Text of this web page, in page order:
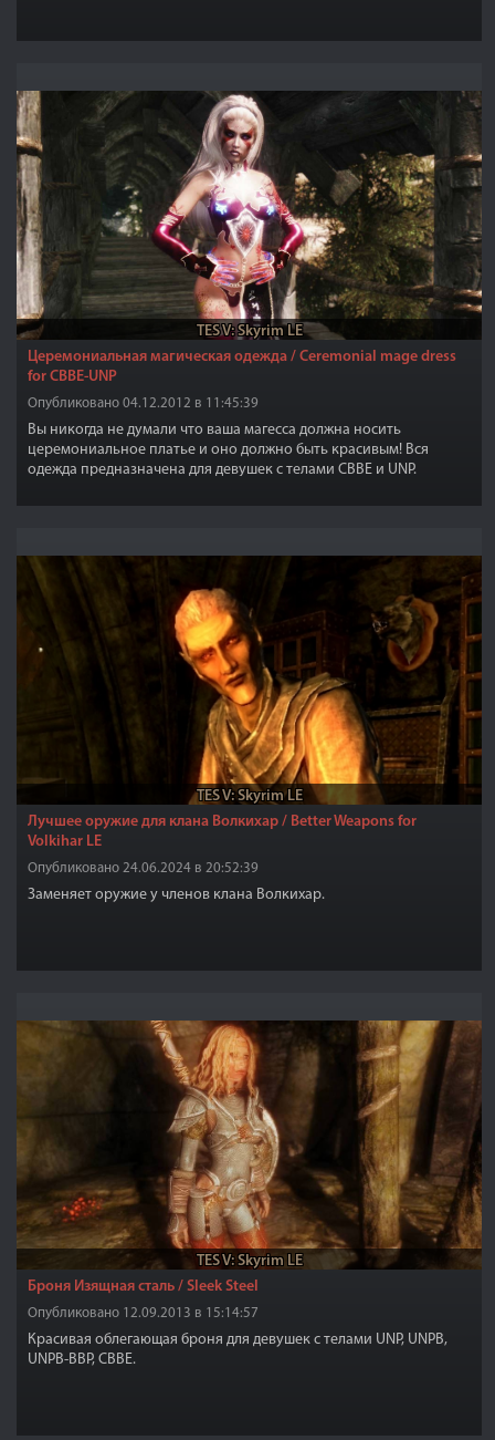
TES V: Skyrim LE
Церемониальная магическая одежда / Ceremonial mage dress
for CBBE-UNP
Опубликовано 04.12.2012 в 11:45:39
Вы никогда не думали что ваша магесса должна носить
церемониальное платье и оно должно быть красивым! Вся
одежда предназначена для девушек с телами CBBE и UNP.
TES V: Skyrim LE
Лучшее оружие для клана Волкихар / Better Weapons for
Volkihar LE
Опубликовано 24.06.2024 в 20:52:39
Заменяет оружие у членов клана Волкихар.
TES V: Skyrim LE
Броня Изящная сталь / Sleek Steel
Опубликовано 12.09.2013 в 15:14:57
Красивая облегающая броня для девушек с телами UNP, UNPB,
UNPB-BBP, CBBE.